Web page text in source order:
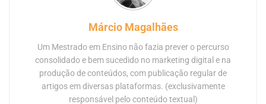
Márcio Magalhães
Um Mestrado em Ensino não fazia prever o percurso
consolidado e bem sucedido no marketing digital e na
produção de conteúdos, com publicação regular de
artigos em diversas plataformas. (exclusivamente
responsável pelo conteúdo textual)